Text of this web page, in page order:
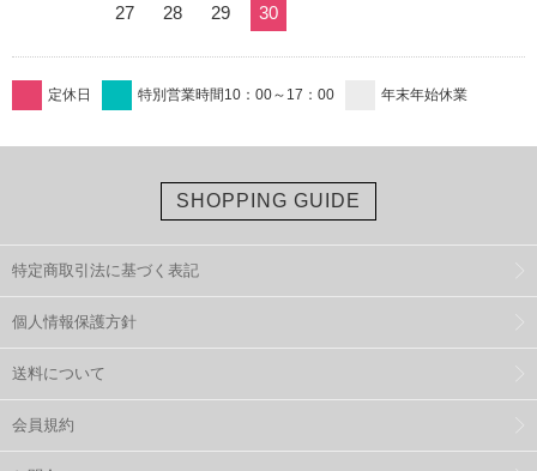
27 28 29 30
定休日 特別営業時間10：00～17：00 年末年始休業
SHOPPING GUIDE
特定商取引法に基づく表記
個人情報保護方針
送料について
会員規約